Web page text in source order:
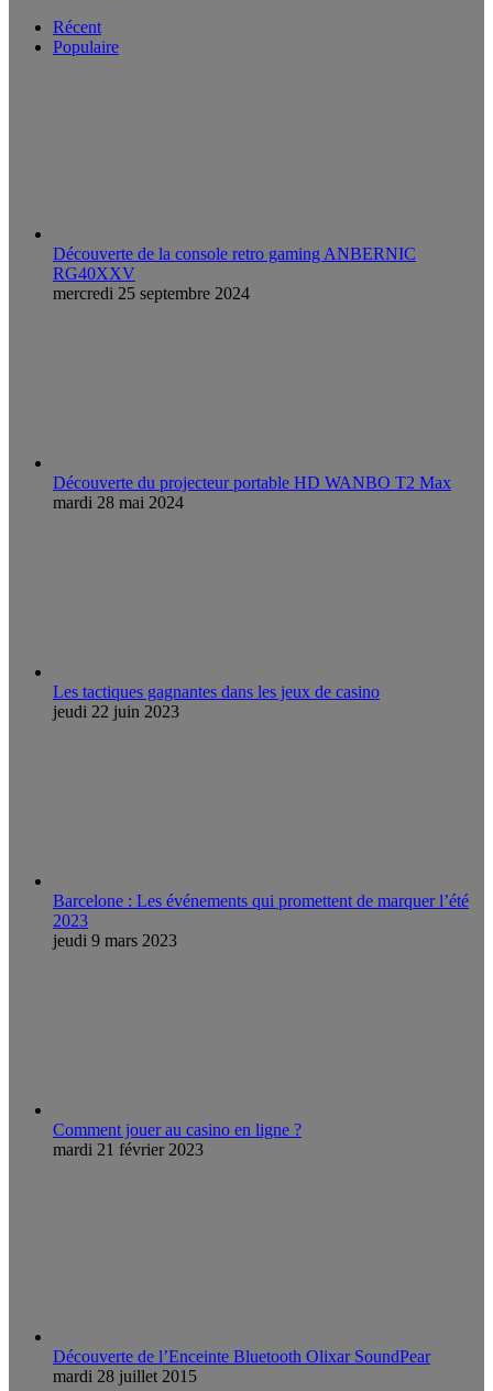
Récent
Populaire
Découverte de la console retro gaming ANBERNIC
RG40XXV
mercredi 25 septembre 2024
Découverte du projecteur portable HD WANBO T2 Max
mardi 28 mai 2024
Les tactiques gagnantes dans les jeux de casino
jeudi 22 juin 2023
Barcelone : Les événements qui promettent de marquer l’été
2023
jeudi 9 mars 2023
Comment jouer au casino en ligne ?
mardi 21 février 2023
Découverte de l’Enceinte Bluetooth Olixar SoundPear
mardi 28 juillet 2015